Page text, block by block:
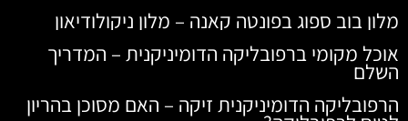
מלון בוב ספוג בפונטה קאנה – מלון ניקולודיאון
אוכל מקומי ברפובליקה הדומיניקנית – המדריך
השלם
הרפובליקה הדומיניקנית זיקה – האם מסוכן בהריון